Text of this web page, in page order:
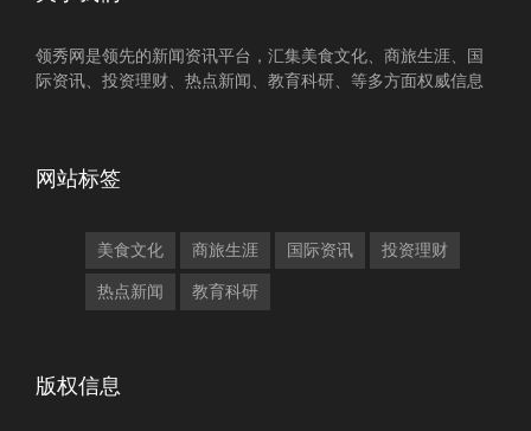
领秀网是领先的新闻资讯平台，汇集美食文化、商旅生涯、国
际资讯、投资理财、热点新闻、教育科研、等多方面权威信息
网站标签
美食文化 商旅生涯 国际资讯 投资理财
热点新闻 教育科研
版权信息